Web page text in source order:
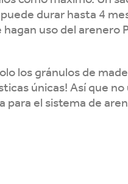
durar hasta 4
hagan uso del arenero
los gránulos de
únicas! Así que
para el sistema de